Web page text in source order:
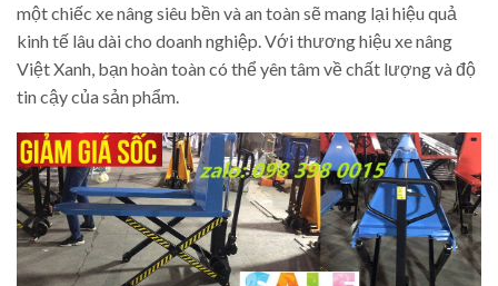
một chiếc xe nâng siêu bền và an toàn sẽ mang lại hiệu quả
kinh tế lâu dài cho doanh nghiệp. Với thương hiệu xe nâng
Việt Xanh, bạn hoàn toàn có thể yên tâm về chất lượng và độ
tin cậy của sản phẩm.